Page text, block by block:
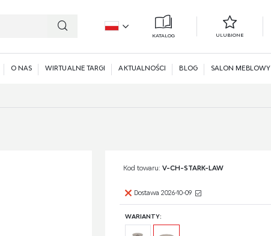
KATALOG ULUBIONE
O NAS WIRTUALNE TARGI AKTUALNOŚCI BLOG SALON MEBLOWY
Kod towaru: V-CH-STARK-LAW
Dostawa 2026-10-09
WARIANTY: